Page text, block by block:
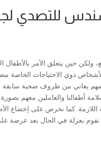
للتصدي
حين يتعلق الأمر بالأطفال
ذوي الاحتياجات الخاصة
يعاني من ظروف صحية سابقة
أطفالنا والعاملين معهم
اللازمة كما نحرص على إخضاع
بعزلة في الحال بعد عرضة